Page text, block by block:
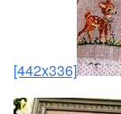
[442x336]